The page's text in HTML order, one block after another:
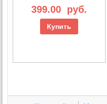
399.00 руб.
Купить